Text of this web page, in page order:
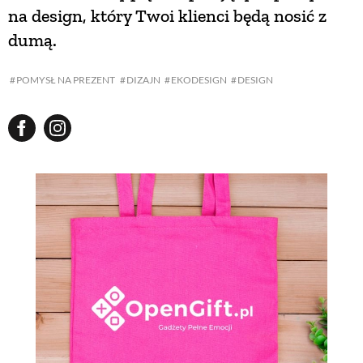
POMYSŁ NA PREZENT DIZAJN EKODESIGN DESIGN
na design, który Twoi klienci będą nosić z
dumą.